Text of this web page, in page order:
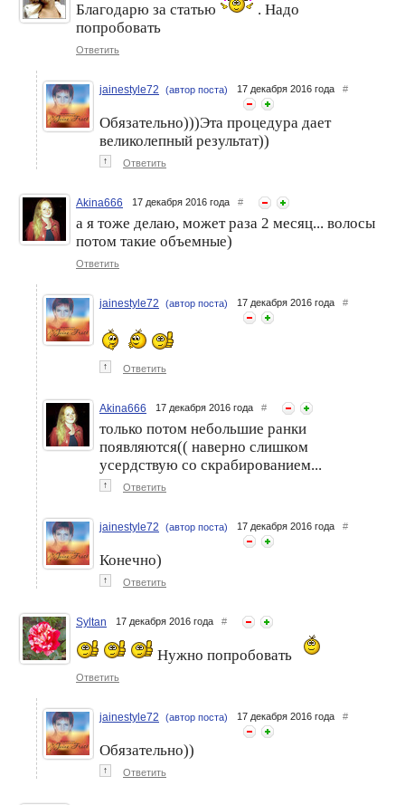
Благодарю за статью
. Надо
попробовать
Ответить
jainestyle72 (автор поста) 17 декабря 2016 года #
Обязательно)))Эта процедура дает
великолепный результат))
↑ Ответить
Akina666 17 декабря 2016 года #
а я тоже делаю, может раза 2 месяц... волосы
потом такие объемные)
Ответить
jainestyle72 (автор поста) 17 декабря 2016 года #
↑ Ответить
Akina666 17 декабря 2016 года #
только потом небольшие ранки
появляются(( наверно слишком
усердствую со скрабированием...
↑ Ответить
jainestyle72 (автор поста) 17 декабря 2016 года #
Конечно)
↑ Ответить
Syltan 17 декабря 2016 года #
Нужно попробовать
Ответить
jainestyle72 (автор поста) 17 декабря 2016 года #
Обязательно))
↑ Ответить